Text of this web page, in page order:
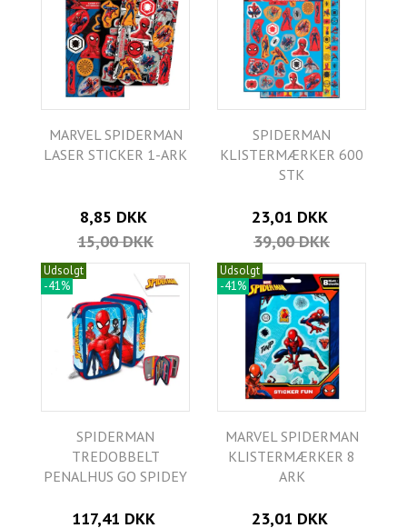
MARVEL SPIDERMAN
LASER STICKER 1-ARK
8,85 DKK
15,00 DKK
SPIDERMAN
KLISTERMÆRKER 600
STK
23,01 DKK
39,00 DKK
Udsolgt
-41%
SPIDERMAN
TREDOBBELT
PENALHUS GO SPIDEY
117,41 DKK
Udsolgt
-41%
MARVEL SPIDERMAN
KLISTERMÆRKER 8
ARK
23,01 DKK